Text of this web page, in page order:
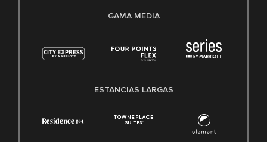
GAMA MEDIA
ESTANCIAS LARGAS